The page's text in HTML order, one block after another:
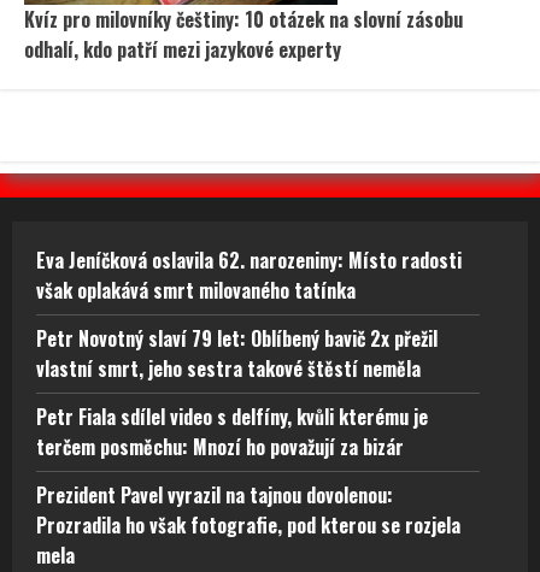
Kvíz pro milovníky češtiny: 10 otázek na slovní zásobu
odhalí, kdo patří mezi jazykové experty
Eva Jeníčková oslavila 62. narozeniny: Místo radosti
však oplakává smrt milovaného tatínka
Petr Novotný slaví 79 let: Oblíbený bavič 2x přežil
vlastní smrt, jeho sestra takové štěstí neměla
Petr Fiala sdílel video s delfíny, kvůli kterému je
terčem posměchu: Mnozí ho považují za bizár
Prezident Pavel vyrazil na tajnou dovolenou:
Prozradila ho však fotografie, pod kterou se rozjela
mela